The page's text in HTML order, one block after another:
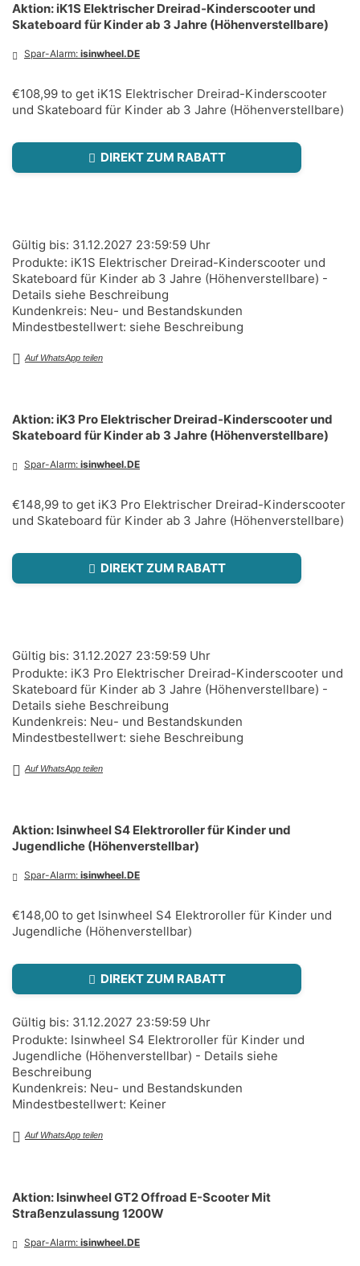
Aktion: iK1S Elektrischer Dreirad-Kinderscooter und
Skateboard für Kinder ab 3 Jahre (Höhenverstellbare)
Spar-Alarm: isinwheel.DE
€108,99 to get iK1S Elektrischer Dreirad-Kinderscooter
und Skateboard für Kinder ab 3 Jahre (Höhenverstellbare)
DIREKT ZUM RABATT
Gültig bis: 31.12.2027 23:59:59 Uhr
Produkte: iK1S Elektrischer Dreirad-Kinderscooter und
Skateboard für Kinder ab 3 Jahre (Höhenverstellbare) -
Details siehe Beschreibung
Kundenkreis: Neu- und Bestandskunden
Mindestbestellwert: siehe Beschreibung
Auf WhatsApp teilen
Aktion: iK3 Pro Elektrischer Dreirad-Kinderscooter und
Skateboard für Kinder ab 3 Jahre (Höhenverstellbare)
Spar-Alarm: isinwheel.DE
€148,99 to get iK3 Pro Elektrischer Dreirad-Kinderscooter
und Skateboard für Kinder ab 3 Jahre (Höhenverstellbare)
DIREKT ZUM RABATT
Gültig bis: 31.12.2027 23:59:59 Uhr
Produkte: iK3 Pro Elektrischer Dreirad-Kinderscooter und
Skateboard für Kinder ab 3 Jahre (Höhenverstellbare) -
Details siehe Beschreibung
Kundenkreis: Neu- und Bestandskunden
Mindestbestellwert: siehe Beschreibung
Auf WhatsApp teilen
Aktion: Isinwheel S4 Elektroroller für Kinder und
Jugendliche (Höhenverstellbar)
Spar-Alarm: isinwheel.DE
€148,00 to get Isinwheel S4 Elektroroller für Kinder und
Jugendliche (Höhenverstellbar)
DIREKT ZUM RABATT
Gültig bis: 31.12.2027 23:59:59 Uhr
Produkte: Isinwheel S4 Elektroroller für Kinder und
Jugendliche (Höhenverstellbar) - Details siehe
Beschreibung
Kundenkreis: Neu- und Bestandskunden
Mindestbestellwert: Keiner
Auf WhatsApp teilen
Aktion: Isinwheel GT2 Offroad E-Scooter Mit
Straßenzulassung 1200W
Spar-Alarm: isinwheel.DE